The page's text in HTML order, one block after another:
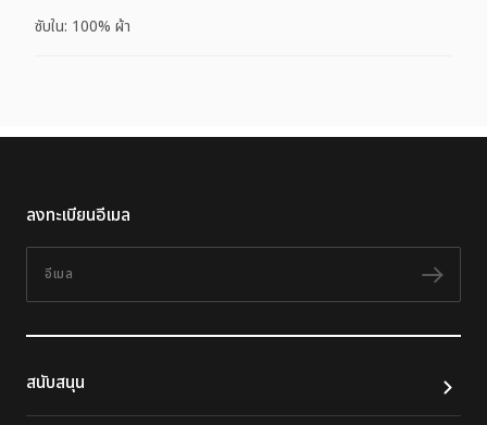
ซับใน: 100% ผ้า
ลงทะเบียนอีเมล
ติดต
สนับสนุน